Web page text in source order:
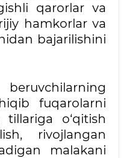
qarorlar va
hamkorlar va
bajarilishini
fuqarolarni
o‘qitish
rivojlangan
malakani